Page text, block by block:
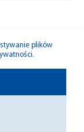
plików
.